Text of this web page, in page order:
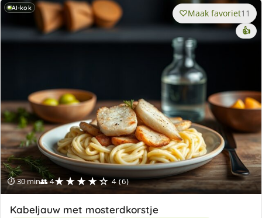
AI-kok
⏱ 30 min👥 4★★★★☆ 4 (6)
Maak favoriet11
👍
Kabeljauw met mosterdkorstje